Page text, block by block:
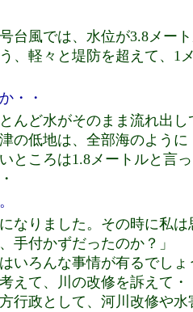
台風では、水位が3.8メー
、軽々と堤防を超えて、1
・・
んど水がそのまま流れ出
の低地は、全部海のよう
ところは1.8メートルと言
なりました。その時に私
手付かずだったのか？」
いろんな事情が有るでし
えて、川の改修を訴えて
行政として、河川改修や